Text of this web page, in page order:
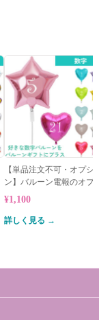
【単品注文不可・オプシ
ン】バルーン電報のオプ
ョン★数字バルーン
¥1,100
詳しく見る →